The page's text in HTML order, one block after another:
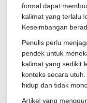
formal dapat
kalimat yang terlalu
Keseimbangan
Penulis perlu
pendek untuk
kalimat yang sedikit
konteks secara
hidup dan tidak
Artikel yang